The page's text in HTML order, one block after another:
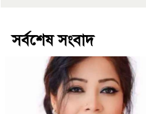
সর্বশেষ সংবাদ